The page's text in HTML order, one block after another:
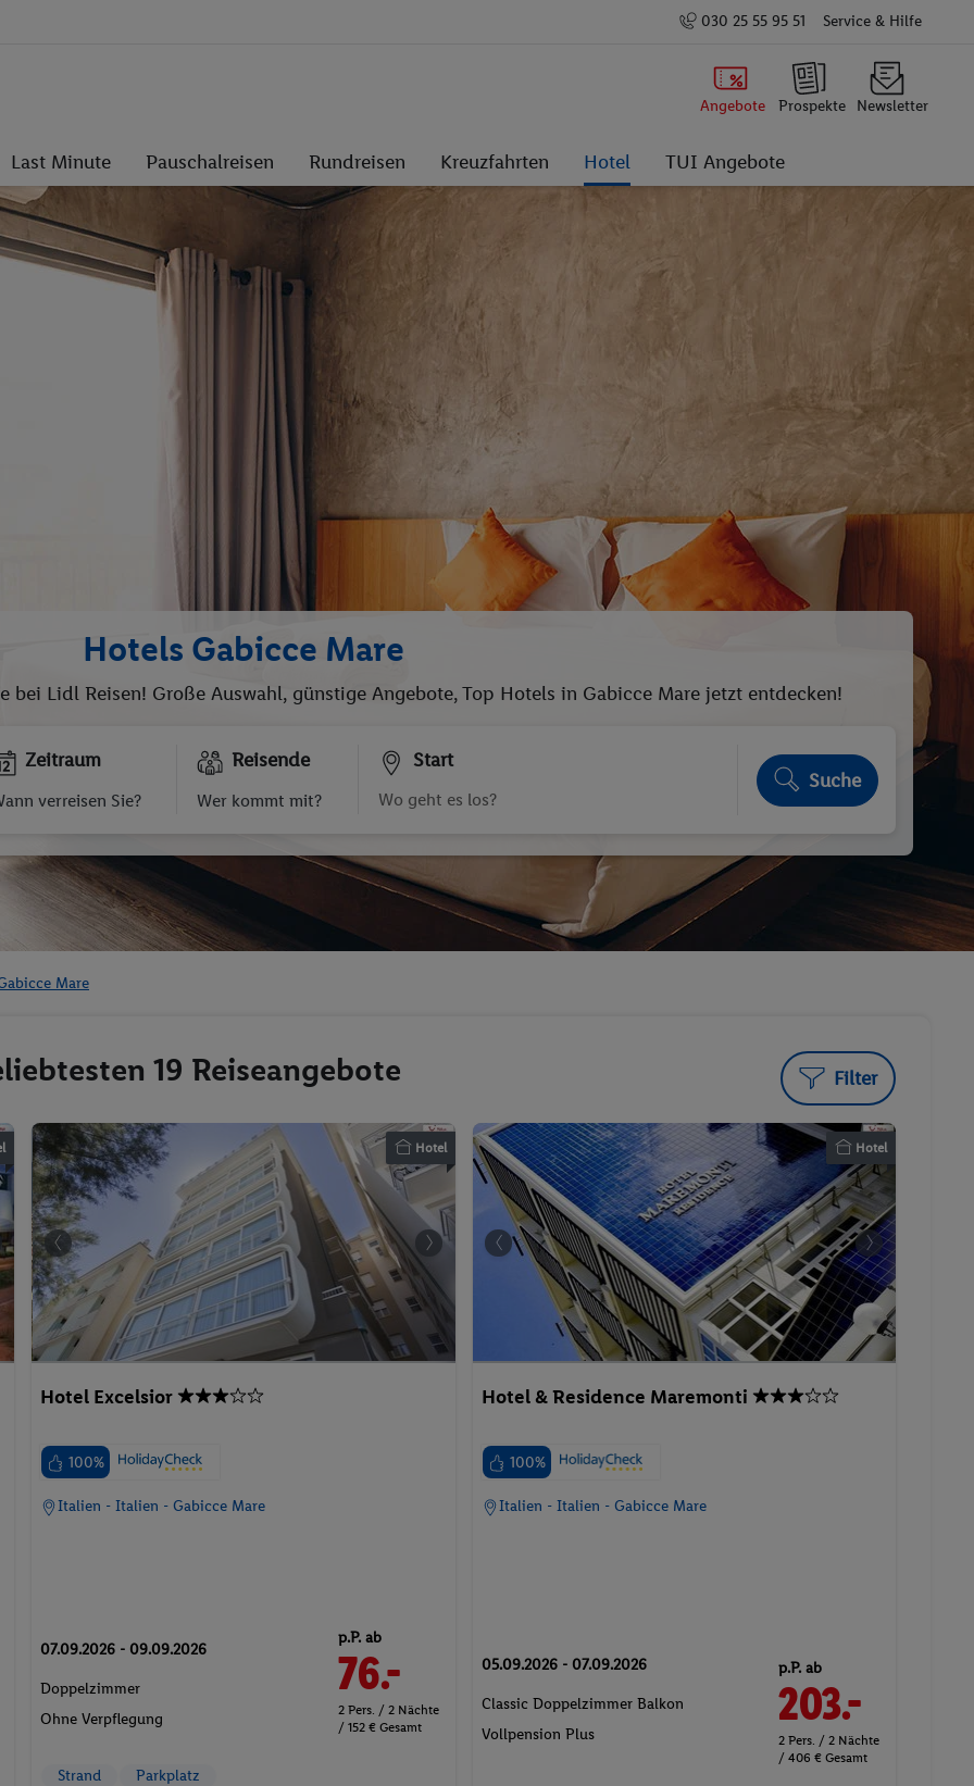
030 25 55 95 51 Service & Hilfe
Angebote Prospekte Newsletter
Last Minute Pauschalreisen Rundreisen Kreuzfahrten Hotel TUI Angebote
Hotels Gabicce Mare
Lidl Reisen! Große Auswahl, günstige Angebote, Top Hotels in Gabicce Mare jetzt entdecken!
Zeitraum
verreisen Sie?
Reisende
Wer kommt mit?
Start
Suche
Mare
19 Reiseangebote Filter
Hotel
Hotel Excelsior
100%
Italien - Italien - Gabicce Mare
07.09.2026 - 09.09.2026
Doppelzimmer
Ohne Verpflegung
p.P. ab
76.-
2 Pers. / 2 Nächte
/ 152 € Gesamt
Strand
Parkplatz
Hotel
Hotel & Residence Maremonti
100%
Italien - Italien - Gabicce Mare
05.09.2026 - 07.09.2026
Classic Doppelzimmer Balkon
Vollpension Plus
p.P. ab
203.-
2 Pers. / 2 Nächte
/ 406 € Gesamt